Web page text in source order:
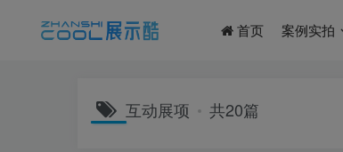
首页 案例实拍
互动展项 共20篇